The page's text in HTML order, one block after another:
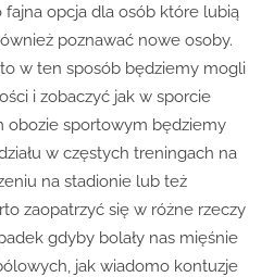
opcja dla osób które lubią
poznawać nowe osoby.
w ten sposób będziemy mogli
i zobaczyć jak w sporcie
obozie sportowym będziemy
w częstych treningach na
na stadionie lub też
zaopatrzyć się w różne rzeczy
gdyby bolały nas mięśnie
jak wiadomo kontuzje